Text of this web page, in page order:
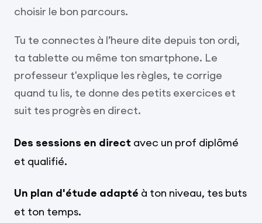
choisir le bon parcours.
Tu te connectes à l’heure dite depuis ton ordi,
ta tablette ou même ton smartphone. Le
professeur t'explique les règles, te corrige
quand tu lis, te donne des petits exercices et
suit tes progrès en direct.
Des sessions en direct avec un prof diplômé
et qualifié.
Un plan d'étude adapté à ton niveau, tes buts
et ton temps.